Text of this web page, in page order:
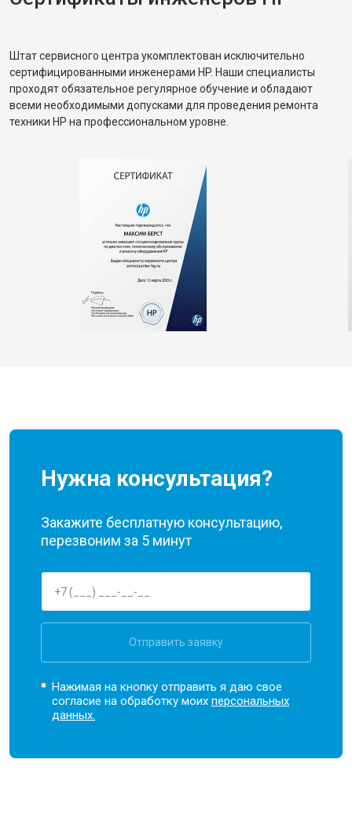
Штат сервисного центра укомплектован исключительно
сертифицированными инженерами HP. Наши специалисты
проходят обязательное регулярное обучение и обладают
всеми необходимыми допусками для проведения ремонта
техники HP на профессиональном уровне.
Нужна консультация?
Закажите бесплатную консультацию,
перезвоним за 5 минут
Отправить заявку
Нажимая на кнопку отправить я даю свое
согласие на обработку моихперсональных
данных.